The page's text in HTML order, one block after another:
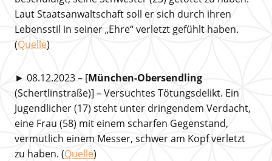
Laut Staatsanwaltschaft soll er sich durch ihren
Lebensstil in seiner „Ehre“ verletzt gefühlt haben.
(Quelle)
► 08.12.2023 – [München-Obersendling
(Schertlinstraße)] – Versuchtes Tötungsdelikt. Ein
Jugendlicher (17) steht unter dringendem Verdacht,
eine Frau (58) mit einem scharfen Gegenstand,
vermutlich einem Messer, schwer am Kopf verletzt
zu haben. (Quelle)